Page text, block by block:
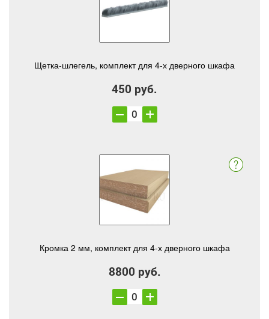
Щетка-шлегель, комплект для 4-х дверного шкафа
450 руб.
Кромка 2 мм, комплект для 4-х дверного шкафа
8800 руб.